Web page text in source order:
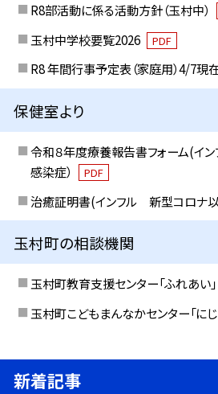
R8部活動に係る活動方針（玉村中）
玉村中学校要覧2026 PDF
R8 年間行事予定表（家庭用）4/7現
保健室より
令和８年度療養報告書フォーム(イ
感染症）
PDF
治癒証明書(インフル 新型コロナ以
玉村町の相談機関
玉村町教育支援センター「ふれあい」
玉村町こどもまんなかセンター「にじ
新着記事